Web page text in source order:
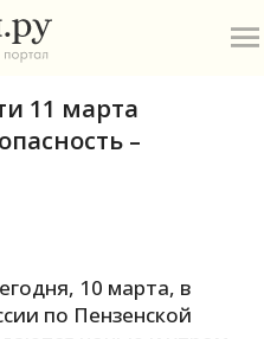
11 марта
–
10 марта, в
по Пензенской